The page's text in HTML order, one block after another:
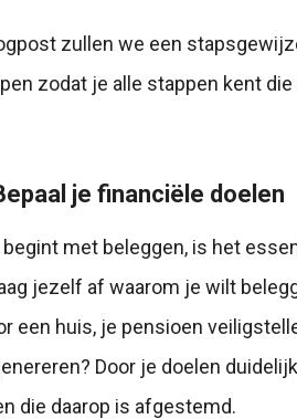
zullen we een
zodat je alle stappen kent
je financiële doelen
met beleggen, is het
jezelf af waarom je wilt
een huis, je pensioen
Door je doelen
die daarop is afgestemd.